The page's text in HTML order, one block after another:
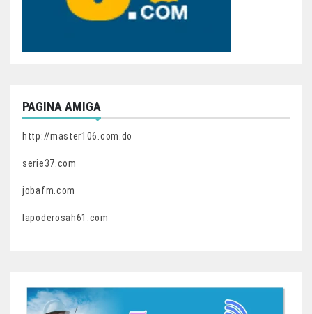
PAGINA AMIGA
http://master106.com.do
serie37.com
jobafm.com
lapoderosah61.com